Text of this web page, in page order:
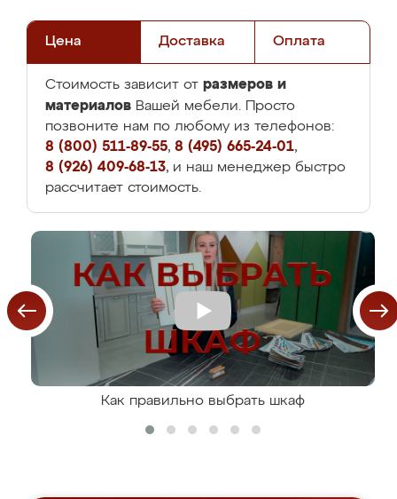
Цена Доставка Оплата
Стоимость зависит от размеров и
материалов Вашей мебели. Просто
позвоните нам по любому из телефонов:
8 (800) 511-89-55, 8 (495) 665-24-01,
8 (926) 409-68-13, и наш менеджер быстро
рассчитает стоимость.
Как правильно выбрать шкаф